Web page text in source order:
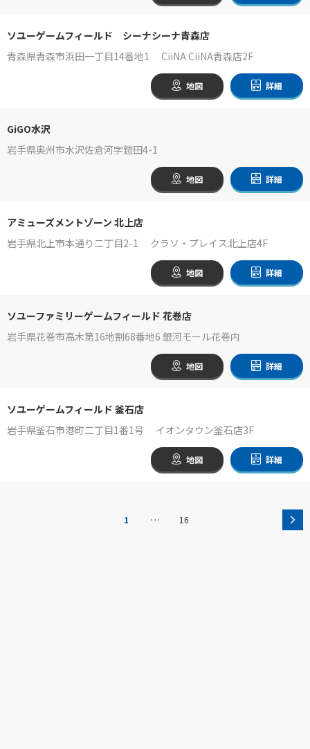
ソユーゲームフィールド シーナシーナ青森店
青森県青森市浜田一丁目14番地1 CiiNA CiiNA青森店2F
地図 詳細
GiGO水沢
岩手県奥州市水沢佐倉河字鎧田4-1
地図 詳細
アミューズメントゾーン 北上店
岩手県北上市本通り二丁目2-1 クラソ・プレイス北上店4F
地図 詳細
ソユーファミリーゲームフィールド 花巻店
岩手県花巻市高木第16地割68番地6 銀河モール花巻内
地図 詳細
ソユーゲームフィールド 釜石店
岩手県釜石市港町二丁目1番1号 イオンタウン釜石店3F
地図 詳細
1 … 16